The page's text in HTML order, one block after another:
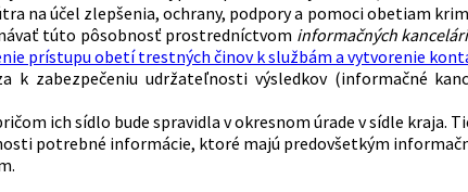
na účel zlepšenia, ochrany, podpory a pomoci obetiam
túto pôsobnosť prostredníctvom informačných
prístupu obetí trestných činov k službám a vytvorenie
k zabezpečeniu udržateľnosti výsledkov (informačné
ich sídlo bude spravidla v okresnom úrade v sídle kraja.
potrebné informácie, ktoré majú predovšetkým